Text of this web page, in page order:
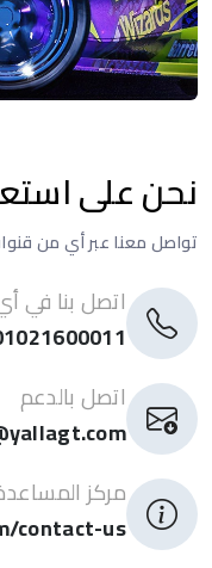
نحن على
تواصل معنا عبر أي من
اتصل بنا في
اتصل بالدعم
مركز
contact-us